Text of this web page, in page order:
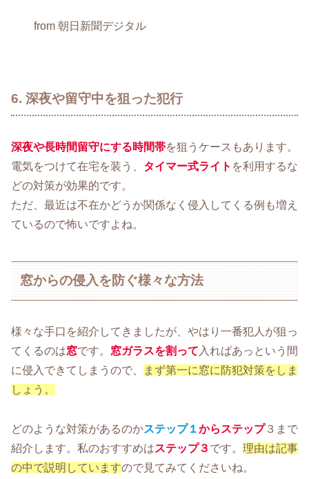
from 朝日新聞デジタル
6. 深夜や留守中を狙った犯行
深夜や長時間留守にする時間帯を狙うケースもあります。
電気をつけて在宅を装う、 タイマー式ライト を利用するな
どの対策が効果的です。
ただ、最近は不在かどうか関係なく侵入してくる例も増え
ているので怖いですよね。
窓からの侵入を防ぐ様々な方法
様々な手口を紹介してきましたが、やはり一番犯人が狙っ
てくるのは窓です。 窓ガラスを割って 入ればあっという間
に侵入できてしまうので、
まず第一に窓に防犯対策をしま
しょう。
どのような対策があるのかステップ１からステップ３まで
紹介します。私のおすすめはステップ３ です。 理由は記事
の中で説明していますので見てみてくださいね。